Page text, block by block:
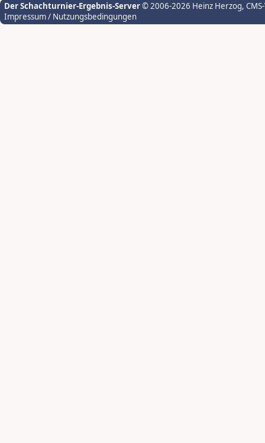
Der Schachturnier-Ergebnis-Server© 2006-2026 Heinz Herzog,
Impressum / Nutzungsbedingungen